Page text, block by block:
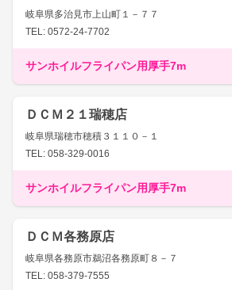
岐阜県多治見市上山町１－７７
TEL: 0572-24-7702
サンホイルフライパン用厚手7m
ＤＣＭ２１瑞穂店
岐阜県瑞穂市穂積３１１０－１
TEL: 058-329-0016
サンホイルフライパン用厚手7m
ＤＣＭ各務原店
岐阜県各務原市鵜沼各務原町８－７
TEL: 058-379-7555